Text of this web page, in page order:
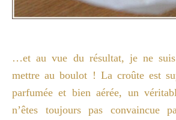
…et au vue du résultat, je ne
mettre au boulot ! La croûte est
parfumée et bien aérée, un
n’êtes toujours pas convaincue